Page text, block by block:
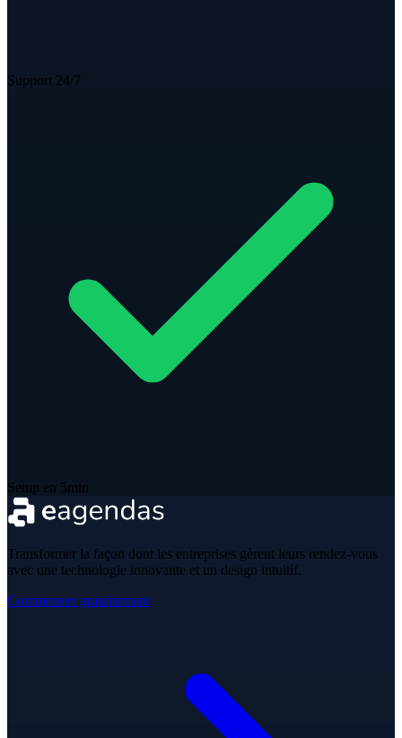
Support 24/7
Setup en 5min
Transformer la façon dont les entreprises gèrent leurs rendez-vous
avec une technologie innovante et un design intuitif.
Commencer gratuitement